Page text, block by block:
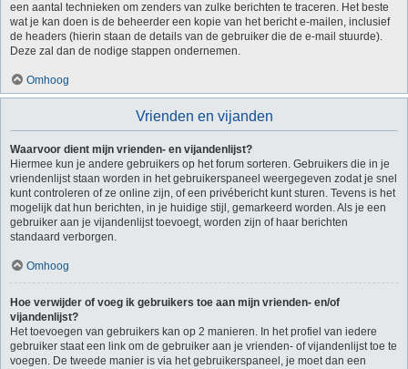
een aantal technieken om zenders van zulke berichten te traceren. Het beste
wat je kan doen is de beheerder een kopie van het bericht e-mailen, inclusief
de headers (hierin staan de details van de gebruiker die de e-mail stuurde).
Deze zal dan de nodige stappen ondernemen.
Omhoog
Vrienden en vijanden
Waarvoor dient mijn vrienden- en vijandenlijst?
Hiermee kun je andere gebruikers op het forum sorteren. Gebruikers die in je
vriendenlijst staan worden in het gebruikerspaneel weergegeven zodat je snel
kunt controleren of ze online zijn, of een privébericht kunt sturen. Tevens is het
mogelijk dat hun berichten, in je huidige stijl, gemarkeerd worden. Als je een
gebruiker aan je vijandenlijst toevoegt, worden zijn of haar berichten
standaard verborgen.
Omhoog
Hoe verwijder of voeg ik gebruikers toe aan mijn vrienden- en/of
vijandenlijst?
Het toevoegen van gebruikers kan op 2 manieren. In het profiel van iedere
gebruiker staat een link om de gebruiker aan je vrienden- of vijandenlijst toe te
voegen. De tweede manier is via het gebruikerspaneel, je moet dan een